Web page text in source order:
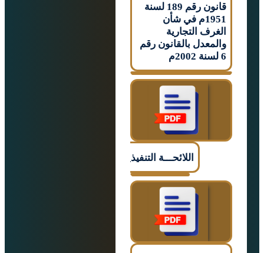
قانون رقم 189 لسنة
1951م في شأن
التجارية
بالقانون رقم
اللائحـــة التنفيذيـــــة